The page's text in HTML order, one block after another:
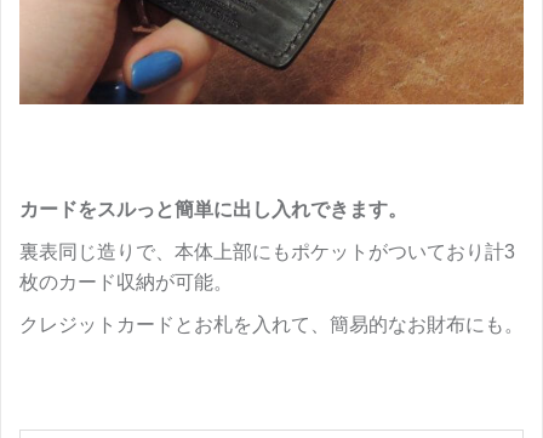
カードをスルっと簡単に出し入れできます。
裏表同じ造りで、本体上部にもポケットがついており計3
枚のカード収納が可能。
クレジットカードとお札を入れて、簡易的なお財布にも。